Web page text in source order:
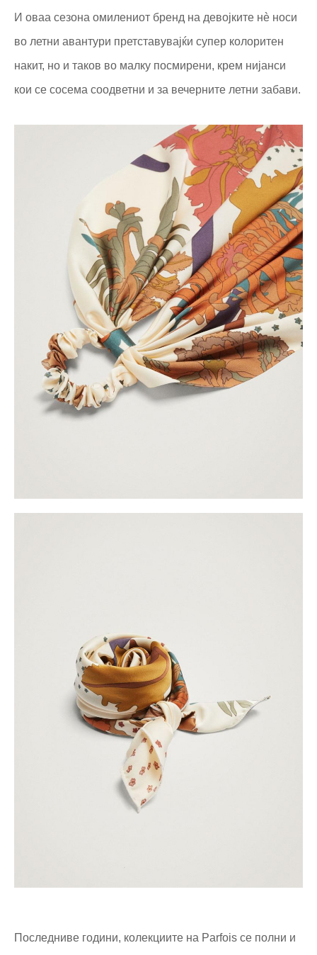
И оваа сезона омилениот бренд на девојките нè носи
во летни авантури претставувајќи супер колоритен
накит, но и таков во малку посмирени, крем нијанси
кои се сосема соодветни и за вечерните летни забави.
Последниве години, колекциите на Parfois се полни и